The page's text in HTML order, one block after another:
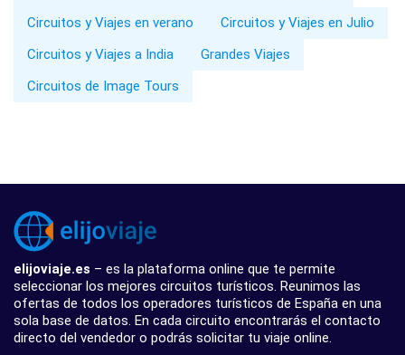
Circuitos y Viajes en verano
Circuitos y Viajes en Julio
Circuitos y Viajes a India
Grandes Viajes
Circuitos de Image Tours
elijoviaje.es – es la plataforma online que te permite
seleccionar los mejores circuitos turísticos. Reunimos las
ofertas de todos los operadores turísticos de España en una
sola base de datos. En cada circuito encontrarás el contacto
directo del vendedor o podrás solicitar tu viaje online.